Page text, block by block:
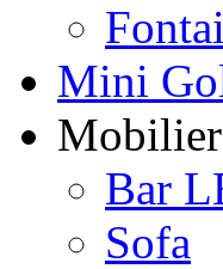
Mini
Bar
Sofa